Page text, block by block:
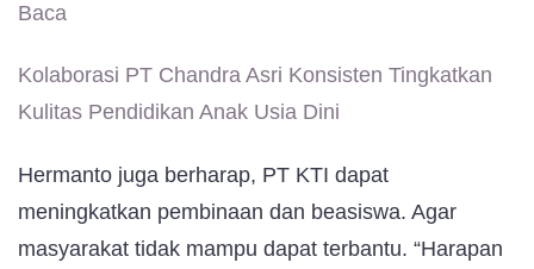
Baca
Kolaborasi PT Chandra Asri Konsisten Tingkatkan
Kulitas Pendidikan Anak Usia Dini
Hermanto juga berharap, PT KTI dapat
meningkatkan pembinaan dan beasiswa. Agar
masyarakat tidak mampu dapat terbantu. “Harapan